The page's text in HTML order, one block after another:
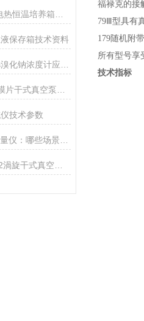
保存箱技术资料
技术参数
福禄克的接
79Ⅲ型具有
179随机附
所有型号享
技术指标